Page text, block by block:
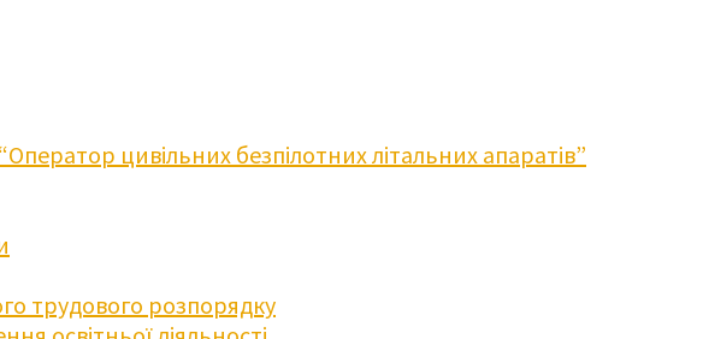
цивільних безпілотних літальних апаратів”
трудового розпорядку